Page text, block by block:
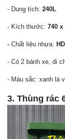
- Dung tích: 240L
- Kích thước: 740 x
- Chất liệu nhựa:
- Có 2 bánh xe, di
- Màu sắc: xanh lá
3. Thùng rác